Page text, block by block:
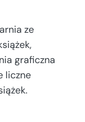
ze
graficzna
liczne